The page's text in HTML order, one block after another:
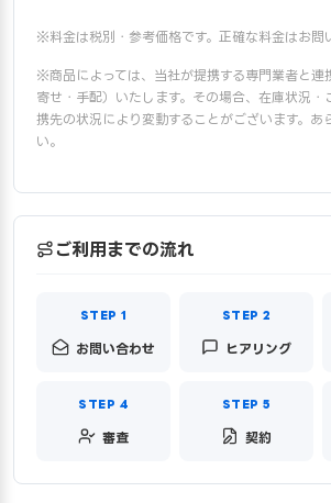
※料金は税別・参考価格です。正確な料金はお問
※商品によっては、当社が提携する専門業者と連
寄せ・手配）いたします。その場合、在庫状況・
携先の状況により変動することがございます。あ
い。
ご利用までの流れ
お問い合わせ ヒアリング
審査 契約